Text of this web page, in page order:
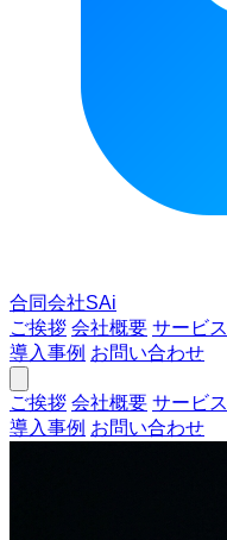
合同会社SAi
ご挨拶 会社概要 サービス
導入事例 お問い合わせ
ご挨拶 会社概要 サービス
導入事例 お問い合わせ